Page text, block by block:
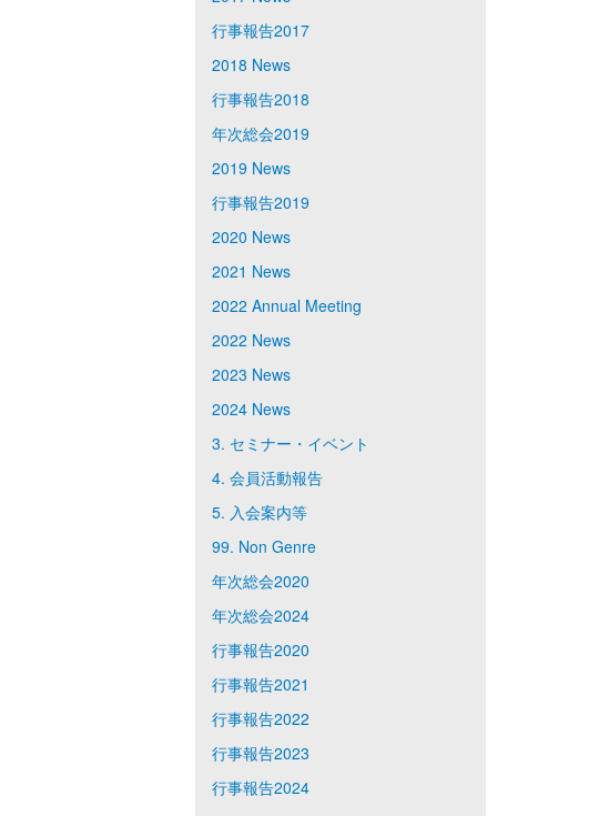
行事報告2017
2018 News
行事報告2018
年次総会2019
2019 News
行事報告2019
2020 News
2021 News
2022 Annual Meeting
2022 News
2023 News
2024 News
3. セミナー・イベント
4. 会員活動報告
5. 入会案内等
99. Non Genre
年次総会2020
年次総会2024
行事報告2020
行事報告2021
行事報告2022
行事報告2023
行事報告2024